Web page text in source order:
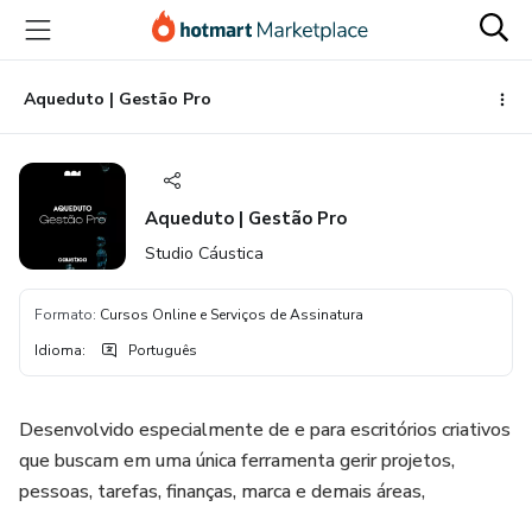
para
conteúdo
principal
para
pagamento
para
rodapé
Aqueduto | Gestão Pro
Aqueduto | Gestão Pro
Studio Cáustica
Formato: Cursos Online e Serviços de Assinatura
Idioma: Português
Desenvolvido especialmente de e para escritórios criativos
que buscam em uma única ferramenta gerir projetos,
pessoas, tarefas, finanças, marca e demais áreas,